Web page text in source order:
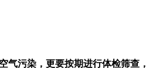
气污染，更要按期进行体检筛查，